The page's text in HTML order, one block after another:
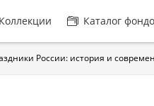
Коллекции Каталог
России: история и